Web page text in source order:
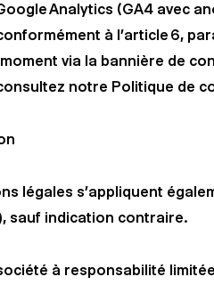
Analytics (GA4 avec
à l’article 6,
via la bannière de
notre Politique de
légales s’appliquent
sauf indication contraire.
à responsabilité